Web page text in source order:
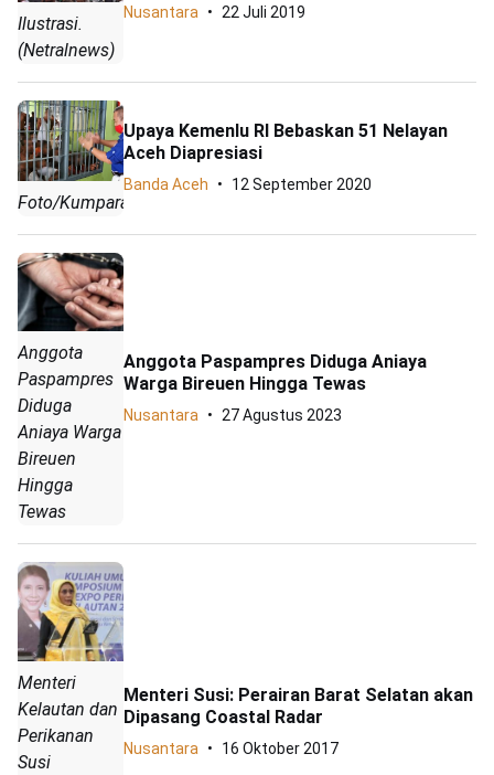
Ilustrasi.
(Netralnews)
Nusantara 22 Juli 2019
Foto/Kumparan
Upaya Kemenlu RI Bebaskan 51 Nelayan
Aceh Diapresiasi
Banda Aceh 12 September 2020
Anggota
Paspampres
Diduga
Aniaya Warga
Bireuen
Hingga
Tewas
Anggota Paspampres Diduga Aniaya
Warga Bireuen Hingga Tewas
Nusantara 27 Agustus 2023
Menteri
Kelautan dan
Perikanan
Susi
Menteri Susi: Perairan Barat Selatan akan
Dipasang Coastal Radar
Nusantara 16 Oktober 2017